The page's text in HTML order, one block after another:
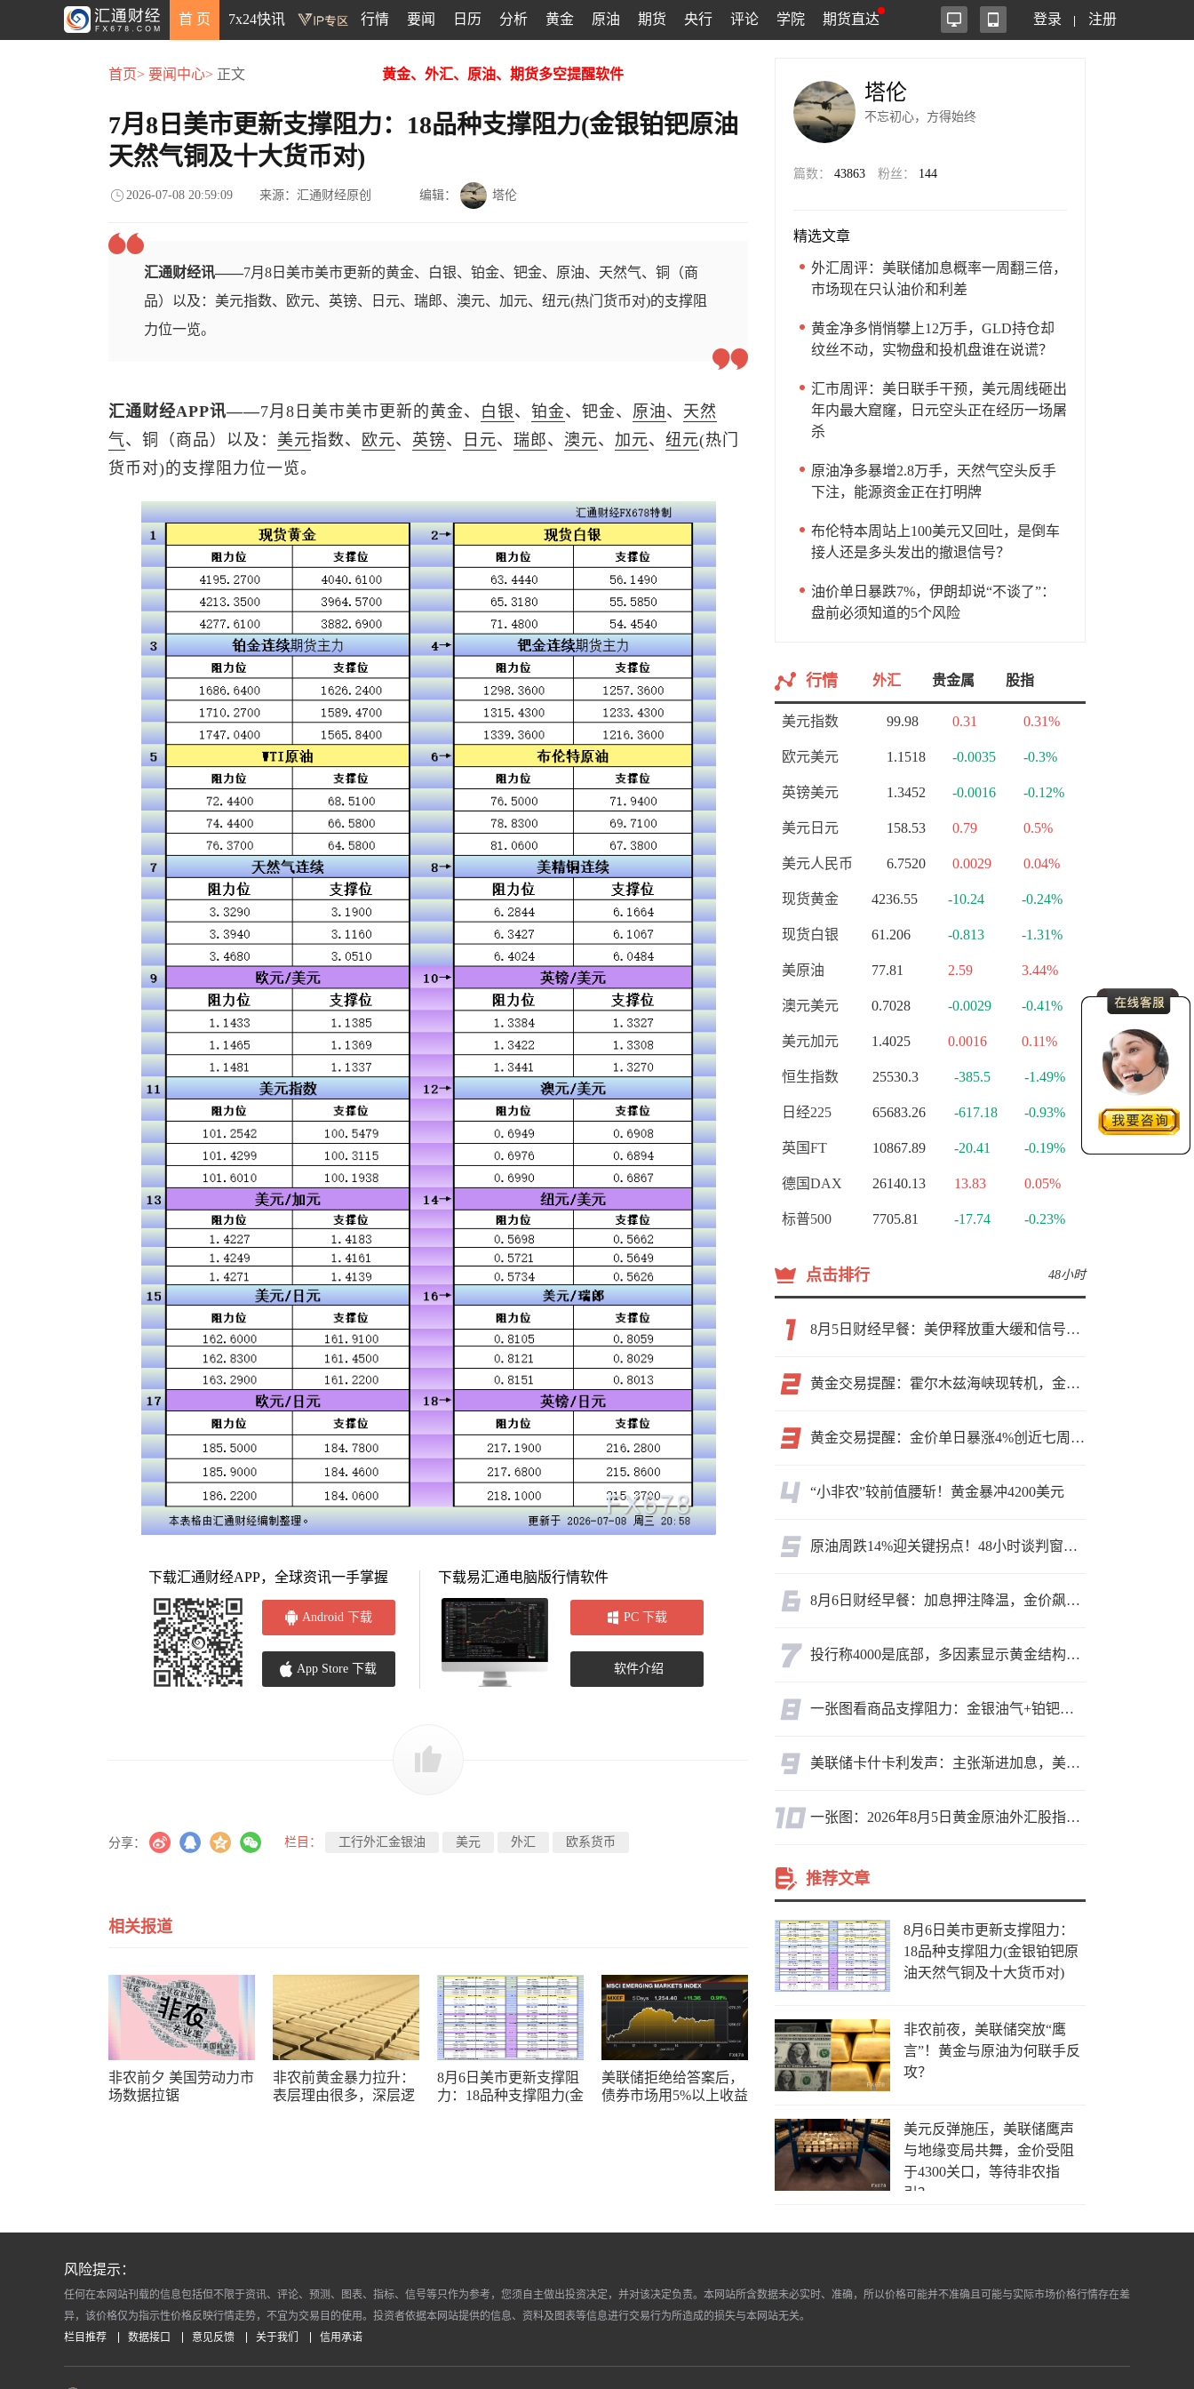
首 页 7x24快讯 行情 要闻 日历 分析 黄金 原油 期货 央行 评论 学院 期货直达 登录 注册
首页> 要闻中心> 正文 黄金、外汇、原油、期货多空提醒软件
7月8日美市更新支撑阻力：18品种支撑阻力(金银铂钯原油
天然气铜及十大货币对)
2026-07-08 20:59:09 来源：汇通财经原创 编辑： 塔伦
汇通财经讯——7月8日美市美市更新的黄金、白银、铂金、钯金、原油、天然气、铜（商
品）以及：美元指数、欧元、英镑、日元、瑞郎、澳元、加元、纽元(热门货币对)的支撑阻
力位一览。
汇通财经APP讯——7月8日美市美市更新的黄金、 白银、 铂金、钯金、 原油、 天然
气、铜（商品）以及： 美元指数、 欧元、 英镑、 日元、 瑞郎、 澳元、 加元、 纽元(热门
货币对)的支撑阻力位一览。
下载汇通财经APP，全球资讯一手掌握
Android 下载
App Store 下载
下载易汇通电脑版行情软件
PC 下载
软件介绍
分享： 栏目： 工行外汇金银油 美元 外汇 欧系货币
相关报道
非农前夕 美国劳动力市
场数据拉锯
非农前黄金暴力拉升：
表层理由很多，深层逻
8月6日美市更新支撑阻
力：18品种支撑阻力(金
美联储拒绝给答案后，
债券市场用5%以上收益
塔伦
不忘初心，方得始终
篇数： 43863 粉丝： 144
精选文章
外汇周评：美联储加息概率一周翻三倍，
市场现在只认油价和利差
黄金净多悄悄攀上12万手，GLD持仓却
纹丝不动，实物盘和投机盘谁在说谎？
汇市周评：美日联手干预，美元周线砸出
年内最大窟窿，日元空头正在经历一场屠
杀
原油净多暴增2.8万手，天然气空头反手
下注，能源资金正在打明牌
布伦特本周站上100美元又回吐，是倒车
接人还是多头发出的撤退信号？
油价单日暴跌7%，伊朗却说“不谈了”：
盘前必须知道的5个风险
行情 外汇 贵金属 股指
美元指数 99.98 0.31 0.31%
欧元美元 1.1518 -0.0035 -0.3%
英镑美元 1.3452 -0.0016 -0.12%
美元日元 158.53 0.79 0.5%
美元人民币 6.7520 0.0029 0.04%
现货黄金 4236.55 -10.24 -0.24%
现货白银 61.206 -0.813 -1.31%
美原油 77.81 2.59 3.44%
澳元美元 0.7028 -0.0029 -0.41%
美元加元 1.4025 0.0016 0.11%
恒生指数 25530.3 -385.5 -1.49%
日经225 65683.26 -617.18 -0.93%
英国FT 10867.89 -20.41 -0.19%
德国DAX 26140.13 13.83 0.05%
标普500 7705.81 -17.74 -0.23%
点击排行 48小时
8月5日财经早餐：美伊释放重大缓和信号，现货黄金高位持稳，美油重挫超6%
黄金交易提醒：霍尔木兹海峡现转机，金价小幅反弹，能否借就业数据再上新台阶？
黄金交易提醒：金价单日暴涨4%创近七周新高，加息预期降温叠加霍尔木兹“暂停信号”，牛市重启了？
“小非农”较前值腰斩！黄金暴冲4200美元
原油周跌14%迎关键拐点！48小时谈判窗口，暗藏行情变数
8月6日财经早餐：加息押注降温，金价飙升至近两个月高位，地缘缓和预期，美油75关口拉锯
投行称4000是底部，多因素显示黄金结构性机会显现
一张图看商品支撑阻力：金银油气+铂钯铜农产品期货(2026年8月5日)
美联储卡什卡利发声：主张渐进加息，美联储内部政策分歧
一张图：2026年8月5日黄金原油外汇股指“枢纽点+多空持仓信号”一览
推荐文章
8月6日美市更新支撑阻力：
18品种支撑阻力(金银铂钯原
油天然气铜及十大货币对)
非农前夜，美联储突放“鹰
言”！黄金与原油为何联手反
攻？
美元反弹施压，美联储鹰声
与地缘变局共舞，金价受阻
于4300关口，等待非农指
引？
风险提示：
任何在本网站刊载的信息包括但不限于资讯、评论、预测、图表、指标、信号等只作为参考，您须自主做出投资决定，并对该决定负责。本网站所含数据未必实时、准确，所以价格可能并不准确且可能与实际市场价格行情存在差
异，该价格仅为指示性价格反映行情走势，不宜为交易目的使用。投资者依据本网站提供的信息、资料及图表等信息进行交易行为所造成的损失与本网站无关。
栏目推荐
数据接口 意见反馈 关于我们 信用承诺